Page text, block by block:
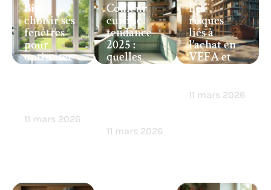
Bien
choisir ses
fenêtres
pour
optimiser
isolation
11 mars 2026
Couleur
cuisine
tendance
2025 :
quelles
teintes
11 mars 2026
Les
risques
liés à
l’achat en
VEFA et
comment
11 mars 2026